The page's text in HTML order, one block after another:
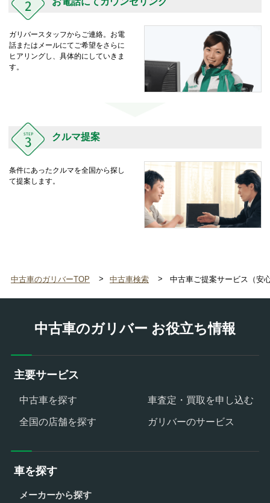
ガリバースタッフからご連絡。お電
話またはメールにてご希望をさらに
ヒアリングし、具体的にしていきま
す。
クルマ提案
条件にあったクルマを全国から探し
て提案します。
中古車のガリバーTOP 中古車検索 中古車ご提案サービス（安
中古車のガリバー お役立ち情報
主要サービス
中古車を探す
車査定・買取を申し込む
全国の店舗を探す
ガリバーのサービス
車を探す
メーカーから探す